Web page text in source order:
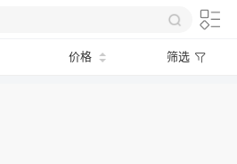
价格 筛选